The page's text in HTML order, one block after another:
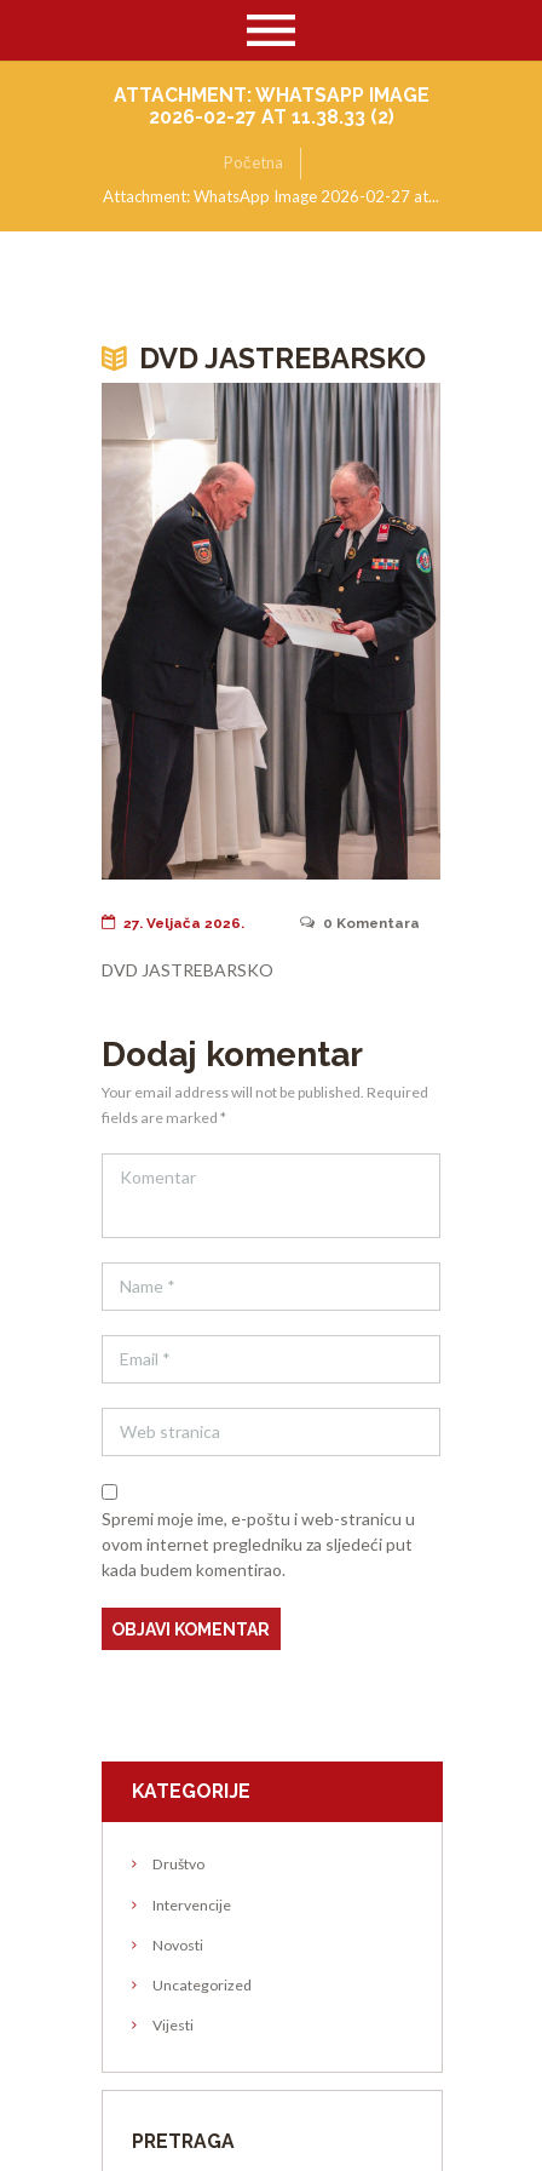
ATTACHMENT: WHATSAPP IMAGE
2026-02-27 AT 11.38.33 (2)
Početna
Attachment: WhatsApp Image 2026-02-27 at...
DVD JASTREBARSKO
27. Veljača 2026. 0 Komentara
DVD JASTREBARSKO
Dodaj komentar
Your email address will not be published. Required
fields are marked *
Spremi moje ime, e-poštu i web-stranicu u
ovom internet pregledniku za sljedeći put
kada budem komentirao.
KATEGORIJE
Društvo
Intervencije
Novosti
Uncategorized
Vijesti
PRETRAGA